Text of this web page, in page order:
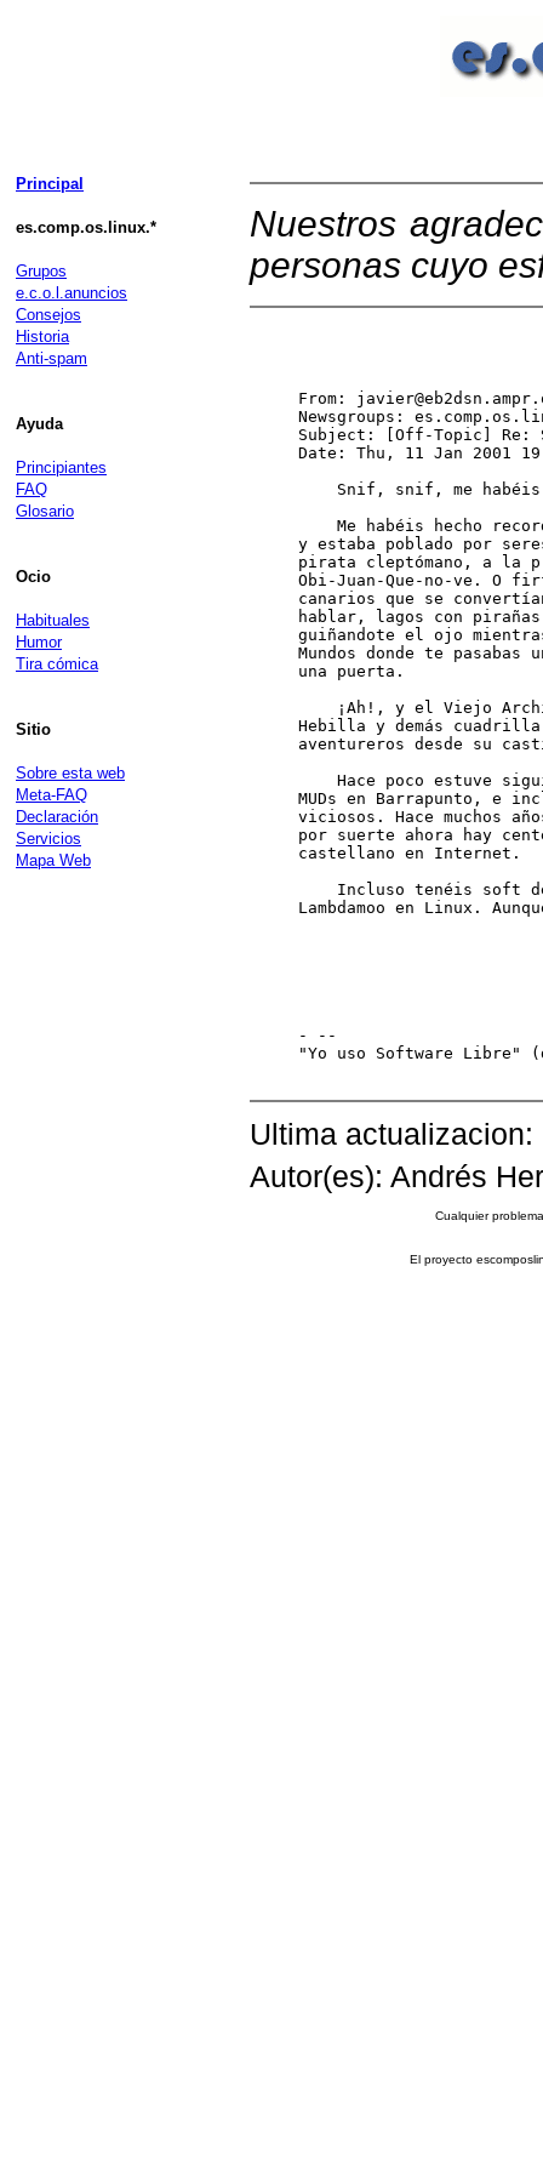
Principal
es.comp.os.linux.*
Grupos
e.c.o.l.anuncios
Consejos
Historia
Anti-spam
Ayuda
Principiantes
FAQ
Glosario
Ocio
Habituales
Humor
Tira cómica
Sitio
Sobre esta web
Meta-FAQ
Declaración
Servicios
Mapa Web
Nuestros
personas cuyo
From:
Newsgroups:
Subject: [Off-Topic] Re:
Date: Thu, 11 Jan 2001
Snif, snif, me
Me habéis hecho
y estaba poblado por
pirata cleptómano, a la
Obi-Juan-Que-no-ve. O
canarios que se
hablar, lagos con
guiñandote el ojo
Mundos donde te pasabas
una puerta.
¡Ah!, y el Viejo
Hebilla y demás
aventureros desde su
Hace poco estuve
MUDs en Barrapunto, e
viciosos. Hace muchos
por suerte ahora hay
castellano en Internet.
Incluso tenéis soft
Lambdamoo en Linux.
- --
"Yo uso Software Libre"
Ultima
Autor(es): Andrés
Cualquier
El proyecto